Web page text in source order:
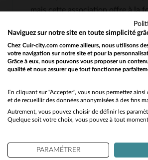
mais cette association offre à la
La fourrure vegan est-elle amovible?
Les informations disponibles ne
type de détail est souvent conçu
afin de garantir un maintien
Would you like to be redirected to
No
Yes
Naviguez sur notre site en toute simplicité
Chez Cuir-city.com comme ailleurs, nous utilisons
votre navigation sur notre site et pour la
Grâce à eux, nous pouvons vous proposer un
qualité et nous assurer que tout fonctionne
En cliquant sur "Accepter", vous nous permettez
et de recueillir des données anonymisées à des fins
Autrement, vous pouvez choisir de définir les
Quelque soit votre choix, vous pouvez à tout
PARAMÉTRER